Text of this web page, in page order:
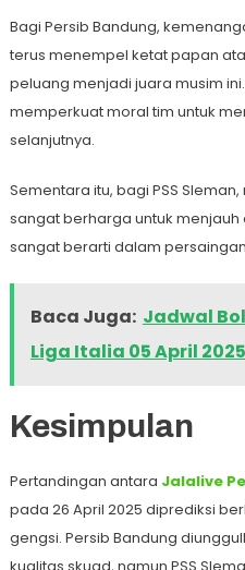
Bagi Persib Bandung,
terus menempel ketat papan
peluang menjadi juara musim
memperkuat moral tim untuk
selanjutnya.
Sementara itu, bagi PSS
sangat berharga untuk
sangat berarti dalam persaingan
Baca Juga: Jadwal
Liga Italia 05 April 2025
Kesimpulan
Pertandingan antara Jalalive
pada 26 April 2025 diprediksi
gengsi. Persib Bandung